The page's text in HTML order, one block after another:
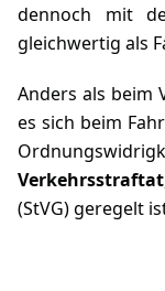
dennoch mit
gleichwertig als
Anders als beim
es sich beim
Verkehrsstraftat
(StVG) geregelt